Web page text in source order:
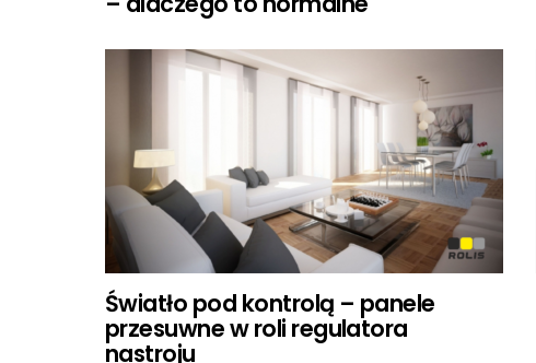
Światło pod kontrolą – panele
przesuwne w roli regulatora
nastroju